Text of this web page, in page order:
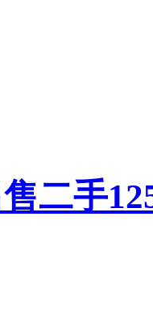
二手